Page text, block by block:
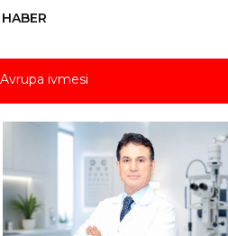
herkes için uygun mu?
Görünen bütçe, bütçe dışı riskler
milyar dolar ihracat hedefi için
ivmesi